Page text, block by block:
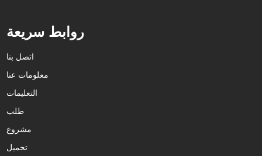
روابط سريعة
اتصل بنا
معلومات عنا
التعليمات
طلب
مشروع
تحميل